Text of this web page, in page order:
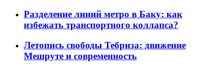
Разделение линий метро в Баку: как
избежать транспортного коллапса?
Летопись свободы Тебриза: движение
Мешруте и современность